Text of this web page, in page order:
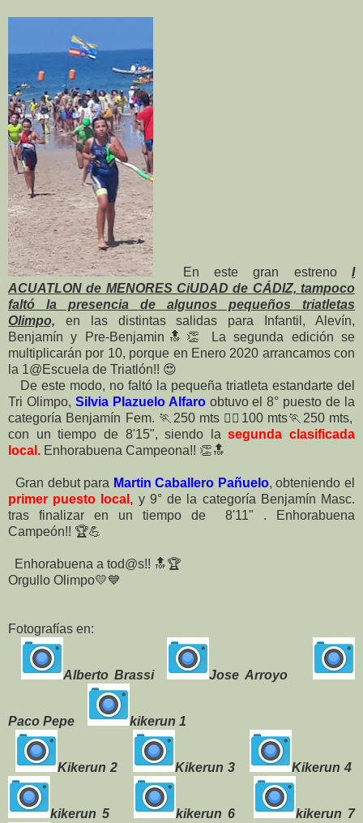
En este gran estreno I
ACUATLON de MENORES CiUDAD de CÁDIZ, tampoco
faltó la presencia de algunos pequeños triatletas
Olimpo, en las distintas salidas para Infantil, Alevín,
Benjamín y Pre-Benjamin🔝👏 La segunda edición se
multiplicarán por 10, porque en Enero 2020 arrancamos con
la 1@Escuela de Triatlón!! 😍
De este modo, no faltó la pequeña triatleta estandarte del
Tri Olimpo, Silvia Plazuelo Alfaroobtuvo el 8° puesto de la
categoría Benjamín Fem. 🏃250 mts 🏊‍♀100 mts🏃250 mts,
con un tiempo de 8'15", siendo lasegunda clasificada
local. Enhorabuena Campeona!! 👏🔝
Gran debut para Martin Caballero Pañuelo, obteniendo el
primer puesto local, y 9° de la categoría Benjamín Masc.
tras finalizar en un tiempo de 8'11" . Enhorabuena
Campeón!! 🏆💪
Enhorabuena a tod@s!! 🔝🏆
Orgullo Olimpo💛💙
Fotografías en:
Alberto Brassi Jose Arroyo
Paco Pepe kikerun 1
Kikerun 2 Kikerun 3 Kikerun 4
kikerun 5 kikerun 6 kikerun 7